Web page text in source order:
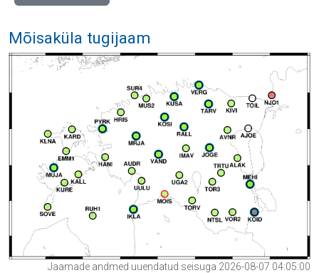
Mõisaküla tugijaam
Jaamade andmed uuendatud seisuga 2026-08-07 04:05:00